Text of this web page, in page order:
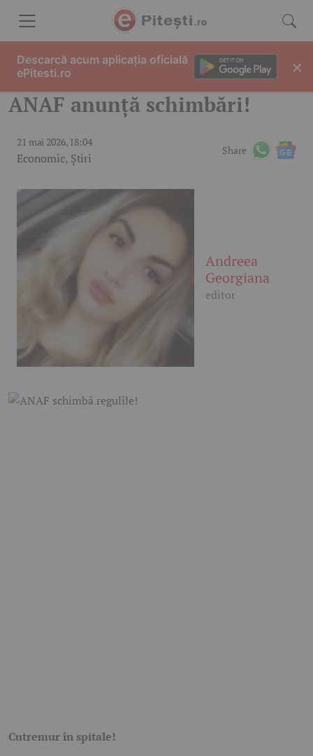
ANAF anunță schimbări!
21 mai 2026, 18:04
Economic, Știri
Share
Andreea
Georgiana
editor
Cutremur în spitale!
Descarcă acum aplicația oficială
ePitesti.ro
×